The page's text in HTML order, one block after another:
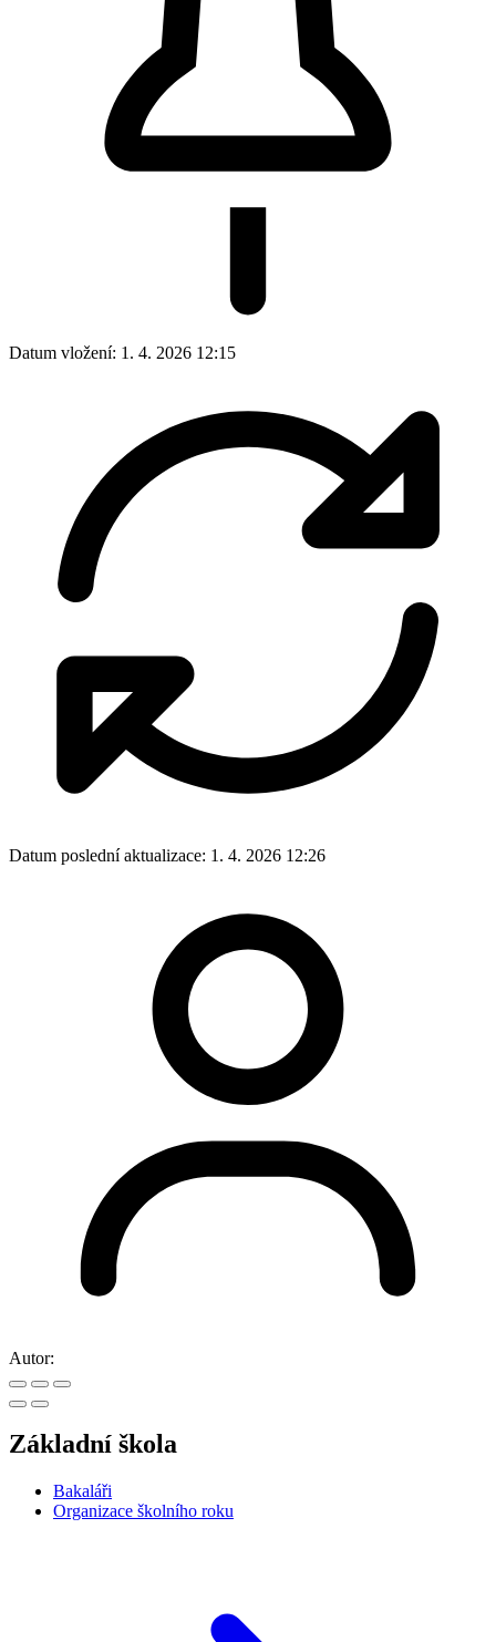
Datum vložení: 1. 4. 2026 12:15
Datum poslední aktualizace: 1. 4. 2026 12:26
Autor:
Základní škola
Bakaláři
Organizace školního roku